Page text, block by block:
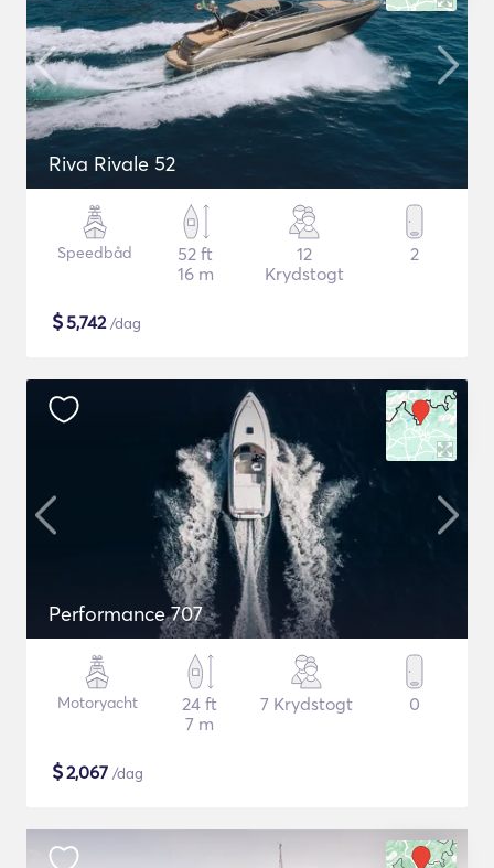
Riva Rivale 52
Speedbåd
52 ft
16 m
12
Krydstogt
2
$5,742/dag
Performance 707
Motoryacht
24 ft
7 m
7 Krydstogt 0
$2,067 /dag